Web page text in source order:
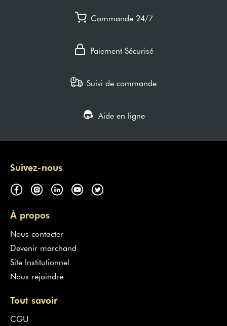
Commande 24/7
Paiement Sécurisé
Suivi de commande
Aide en ligne
Suivez-nous
À propos
Nous contacter
Devenir marchand
Site Institutionnel
Nous rejoindre
Tout savoir
CGU